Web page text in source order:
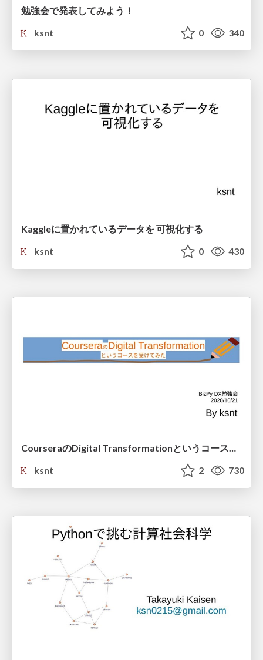
勉強会で発表してみよう！
ksnt
0 340
Kaggleに置かれているデータを 可視化する
ksnt
0 430
CourseraのDigital Transformationというコースを受けてみた
ksnt
2 730